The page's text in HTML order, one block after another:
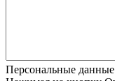
Персональные данные